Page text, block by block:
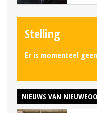
Stelling
Er is momenteel
NIEUWS VAN